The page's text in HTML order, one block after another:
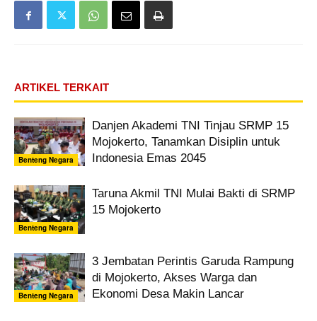
ARTIKEL TERKAIT
Benteng Negara
Danjen Akademi TNI Tinjau SRMP 15
Mojokerto, Tanamkan Disiplin untuk
Indonesia Emas 2045
Benteng Negara
Taruna Akmil TNI Mulai Bakti di SRMP
15 Mojokerto
Benteng Negara
3 Jembatan Perintis Garuda Rampung
di Mojokerto, Akses Warga dan
Ekonomi Desa Makin Lancar